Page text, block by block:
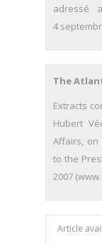
adressé
4
The
Extracts
Hubert
Affairs, on
to the
2007
Article